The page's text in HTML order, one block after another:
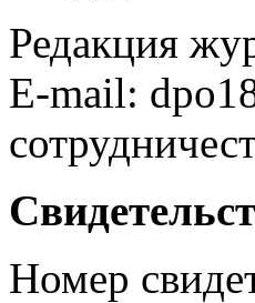
Редакция
E-mail:
Номер